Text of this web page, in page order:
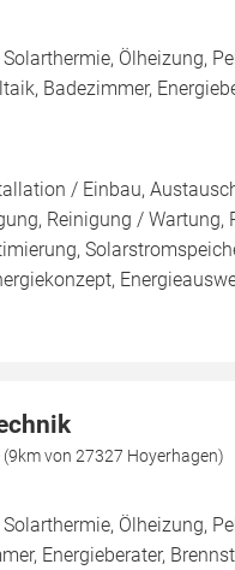
Ölheizung,
Badezimmer,
/ Einbau,
Reinigung /
von 27327 Hoyerhagen)
Ölheizung,
Energieberater,